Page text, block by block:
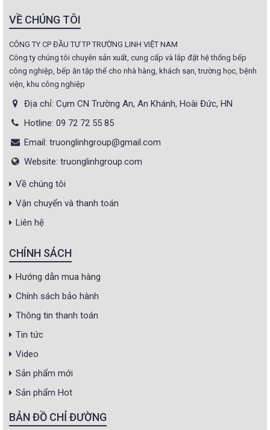
VỀ CHÚNG TÔI
CÔNG TY CP ĐẦU TƯ TP TRƯỜNG LINH VIỆT NAM
Công ty chúng tôi chuyên sản xuất, cung cấp và lắp đặt hệ thống bếp
công nghiệp, bếp ăn tập thể cho nhà hàng, khách sạn, trường học, bệnh
viện, khu công nghiệp
Địa chỉ: Cụm CN Trường An, An Khánh, Hoài Đức, HN
Hotline: 09 72 72 55 85
Email: truonglinhgroup@gmail.com
Website: truonglinhgroup.com
Về chúng tôi
Vận chuyển và thanh toán
Liên hệ
CHÍNH SÁCH
Hướng dẫn mua hàng
Chính sách bảo hành
Thông tin thanh toán
Tin tức
Video
Sản phẩm mới
Sản phẩm Hot
BẢN ĐỒ CHỈ ĐƯỜNG